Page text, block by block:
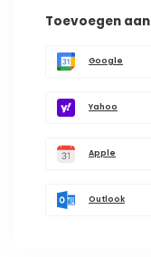
Toevoegen
Google
Yahoo
Apple
Outlook